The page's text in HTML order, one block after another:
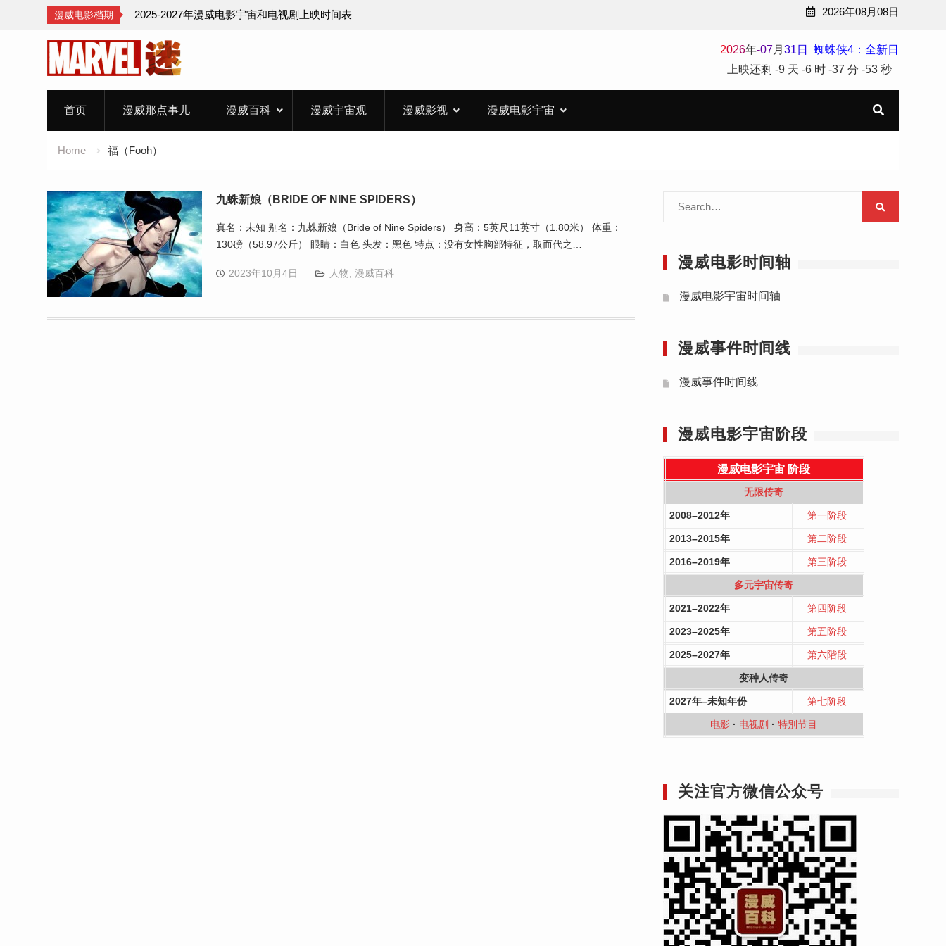
漫威电影档期 2025-2027年漫威电影宇宙和电视剧上映时间表 2026年08月08日
2026年-07月 31 日
蜘蛛侠4：全新日
上映还剩 -9 天 -6 时 -37 分 -54 秒
首页 漫威那点事儿 漫威百科 漫威宇宙观 漫威影视 漫威电影宇宙
Home 福（Fooh）
九蛛新娘（BRIDE OF NINE SPIDERS）
真名：未知 别名：九蛛新娘（Bride of Nine Spiders） 身高：5英尺11英寸（1.80米） 体重：
130磅（58.97公斤） 眼睛：白色 头发：黑色 特点：没有女性胸部特征，取而代之…
2023年10月4日 人物 漫威百科
Search
漫威电影时间轴
漫威电影宇宙时间轴
漫威事件时间线
漫威事件时间线
漫威电影宇宙阶段
漫威电影宇宙 阶段
无限传奇
2008–2012年 第一阶段
2013–2015年 第二阶段
2016–2019年 第三阶段
多元宇宙传奇
2021–2022年 第四阶段
2023–2025年 第五阶段
2025–2027年 第六階段
变种人传奇
2027年–未知年份 第七阶段
电影 · 电视剧 · 特別节目
关注官方微信公众号